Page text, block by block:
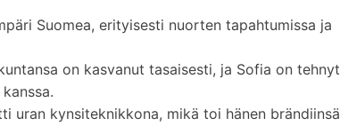
Suomea, erityisesti nuorten tapahtumissa ja
on kasvanut tasaisesti, ja Sofia on tehnyt
uran kynsiteknikkona, mikä toi hänen brändiinsä